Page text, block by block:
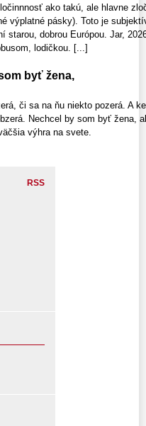
ako takú, ale hlavne
výplatné pásky). Toto je
starou, dobrou Európou. Jar,
lodičkou. [...]
byť žena,
či sa na ňu niekto pozerá. A
Nechcel by som byť žena,
výhra na svete.
RSS